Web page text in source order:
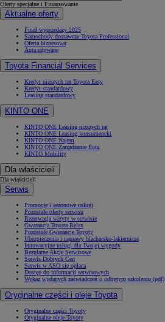
Oferty specjalne i Finansowanie
Aktualne oferty
Finał wyprzedaży 2025
Samochody dostawcze Toyota Professional
Oferta biznesowa
Auta używane
Toyota Financial Services
Kredyt niższych rat Toyota Easy
Kredyt standardowy
Leasing standardowy
KINTO ONE
KINTO ONE Leasing niższych rat
KINTO ONE Leasing konsumencki
KINTO ONE Najem
KINTO ONE Zarządzanie flotą
KINTO Mobility
Dla właścicieli
Dla właścicieli
Serwis
Promocje i sezonowe usługi
Pozostałe oferty serwisu
Rezerwacja wizyty w serwisie
Gwarancja Toyota Relax
Pozostałe Gwarancje Toyoty
Ubezpieczenia i naprawy blacharsko-lakiernicze
Innowacyjne usługi dla Twojej wygody
Bezpłatne Akcje Serwisowe
Serwis Dobrych Cen
Serwis w ASO się opłaca
Dostęp do informacji serwisowych
Wykaz wydanych zaświadczeń o odbytym szkoleniu (pdf)
Oryginalne części i oleje Toyota
Oryginalne części Toyoty
Oryginalne oleje Toyoty